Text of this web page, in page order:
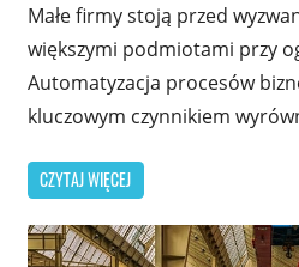
Małe firmy stoją przed
większymi podmiotami przy
Automatyzacja procesów
kluczowym czynnikiem
CZYTAJ WIĘCEJ